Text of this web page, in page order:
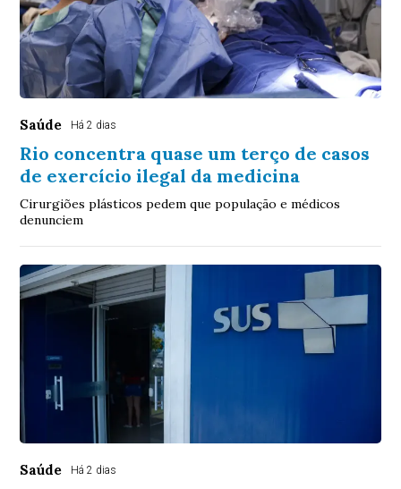
Saúde Há 2 dias
Rio concentra quase um terço de casos
de exercício ilegal da medicina
Cirurgiões plásticos pedem que população e médicos
denunciem
Saúde Há 2 dias